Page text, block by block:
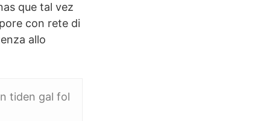
que tal vez
con rete di
allo
tiden gal fol